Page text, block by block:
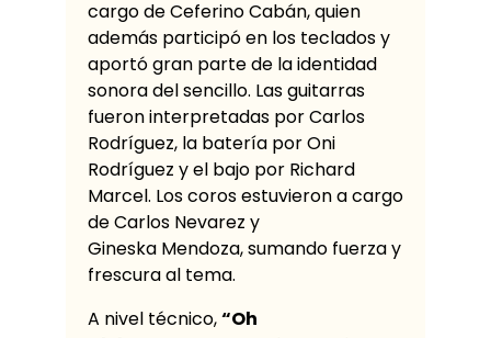
cargo de Ceferino Cabán, quien
además participó en los teclados y
aportó gran parte de la identidad
sonora del sencillo. Las guitarras
fueron interpretadas por Carlos
Rodríguez, la batería por Oni
Rodríguez y el bajo por Richard
Marcel. Los coros estuvieron a cargo
de Carlos Nevarez y
Gineska Mendoza, sumando fuerza y
frescura al tema.
A nivel técnico,“Oh